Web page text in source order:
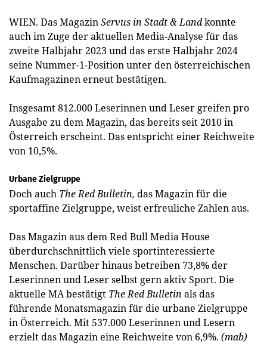
WIEN. Das MagazinServus in Stadt & Landkonnte
auch im Zuge der aktuellen Media-Analyse für das
zweite Halbjahr 2023 und das erste Halbjahr 2024
seine Nummer-1-Position unter den österreichischen
Kaufmagazinen erneut bestätigen.
Insgesamt 812.000 Leserinnen und Leser greifen pro
Ausgabe zu dem Magazin, das bereits seit 2010 in
Österreich erscheint. Das entspricht einer Reichweite
von 10,5%.
Urbane Zielgruppe
Doch auch The Red Bulletin, das Magazin für die
sportaffine Zielgruppe, weist erfreuliche Zahlen aus.
Das Magazin aus dem Red Bull Media House
überdurchschnittlich viele sportinteressierte
Menschen. Darüber hinaus betreiben 73,8% der
Leserinnen und Leser selbst gern aktiv Sport. Die
aktuelle MA bestätigt The Red Bulletin als das
führende Monatsmagazin für die urbane Zielgruppe
in Österreich. Mit 537.000 Leserinnen und Lesern
erzielt das Magazin eine Reichweite von 6,9%. (mab)